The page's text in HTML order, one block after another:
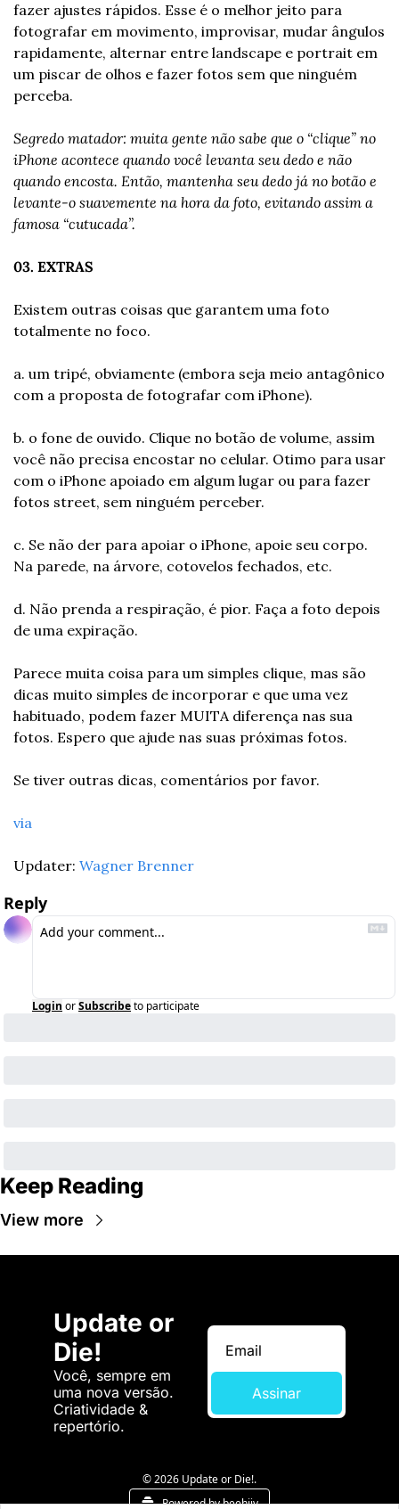
fazer ajustes rápidos. Esse é o melhor jeito para
fotografar em movimento, improvisar, mudar ângulos
rapidamente, alternar entre landscape e portrait em
um piscar de olhos e fazer fotos sem que ninguém
perceba.
Segredo matador: muita gente não sabe que o “clique” no
iPhone acontece quando você levanta seu dedo e não
quando encosta. Então, mantenha seu dedo já no botão e
levante-o suavemente na hora da foto, evitando assim a
famosa “cutucada”.
03. EXTRAS
Existem outras coisas que garantem uma foto
totalmente no foco.
a. um tripé, obviamente (embora seja meio antagônico
com a proposta de fotografar com iPhone).
b. o fone de ouvido. Clique no botão de volume, assim
você não precisa encostar no celular. Otimo para usar
com o iPhone apoiado em algum lugar ou para fazer
fotos street, sem ninguém perceber.
c. Se não der para apoiar o iPhone, apoie seu corpo.
Na parede, na árvore, cotovelos fechados, etc.
d. Não prenda a respiração, é pior. Faça a foto depois
de uma expiração.
Parece muita coisa para um simples clique, mas são
dicas muito simples de incorporar e que uma vez
habituado, podem fazer MUITA diferença nas sua
fotos. Espero que ajude nas suas próximas fotos.
Se tiver outras dicas, comentários por favor.
via
Updater: Wagner Brenner
Reply
Login orSubscribeto participate
Keep Reading
View more
Update or
Die!
Você, sempre em
uma nova versão.
Criatividade &
repertório.
Assinar
© 2026 Update or Die!.
Powered by beehiiv